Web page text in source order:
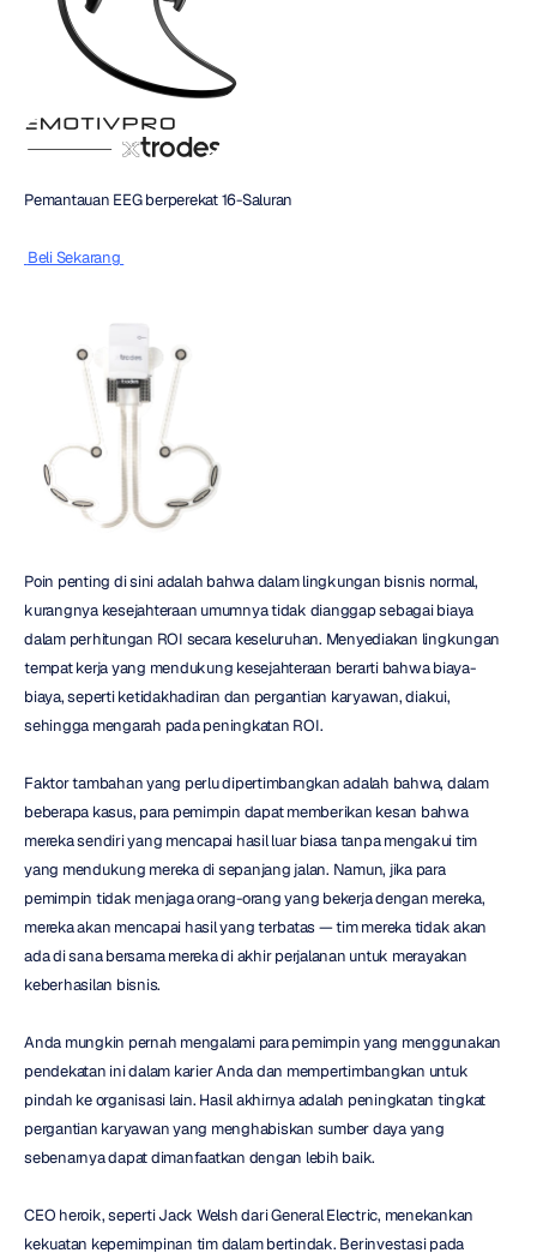
Pemantauan EEG berperekat 16-Saluran
Beli Sekarang
Poin penting di sini adalah bahwa dalam lingkungan bisnis normal,
kurangnya kesejahteraan umumnya tidak dianggap sebagai biaya
dalam perhitungan ROI secara keseluruhan. Menyediakan lingkungan
tempat kerja yang mendukung kesejahteraan berarti bahwa biaya-
biaya, seperti ketidakhadiran dan pergantian karyawan, diakui,
sehingga mengarah pada peningkatan ROI.
Faktor tambahan yang perlu dipertimbangkan adalah bahwa, dalam
beberapa kasus, para pemimpin dapat memberikan kesan bahwa
mereka sendiri yang mencapai hasil luar biasa tanpa mengakui tim
yang mendukung mereka di sepanjang jalan. Namun, jika para
pemimpin tidak menjaga orang-orang yang bekerja dengan mereka,
mereka akan mencapai hasil yang terbatas — tim mereka tidak akan
ada di sana bersama mereka di akhir perjalanan untuk merayakan
keberhasilan bisnis.
Anda mungkin pernah mengalami para pemimpin yang menggunakan
pendekatan ini dalam karier Anda dan mempertimbangkan untuk
pindah ke organisasi lain. Hasil akhirnya adalah peningkatan tingkat
pergantian karyawan yang menghabiskan sumber daya yang
sebenarnya dapat dimanfaatkan dengan lebih baik.
CEO heroik, seperti Jack Welsh dari General Electric, menekankan
kekuatan kepemimpinan tim dalam bertindak. Berinvestasi pada